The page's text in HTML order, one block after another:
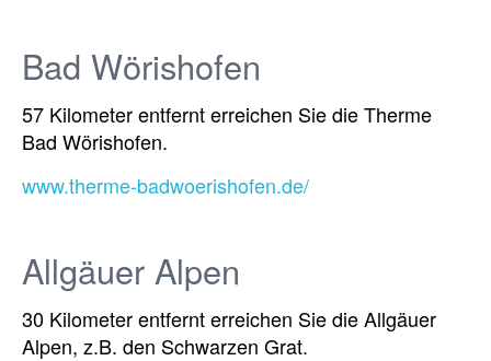
Bad Wörishofen
57 Kilometer entfernt erreichen Sie die Therme
Bad Wörishofen.
www.therme-badwoerishofen.de/
Allgäuer Alpen
30 Kilometer entfernt erreichen Sie die Allgäuer
Alpen, z.B. den Schwarzen Grat.